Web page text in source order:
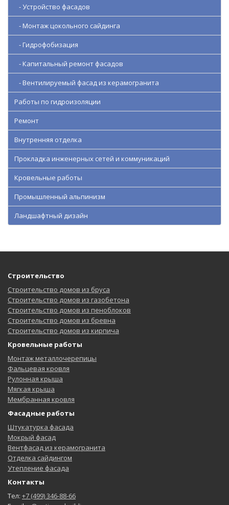
- Устройство фасадов
- Монтаж цокольного сайдинга
- Гидрофобизация
- Капитальный ремонт фасадов
- Вентилируемый фасад из керамогранита
Работы по гидроизоляции
Ремонт
Внутренняя отделка
Прокладка инженерных сетей и коммуникаций
Кровельные работы
Промышленный альпинизм
Ландшафтный дизайн
Строительство
Строительство домов из бруса
Строительство домов из газобетона
Строительство домов из пеноблоков
Строительство домов из бревна
Строительство домов из кирпича
Кровельные работы
Монтаж металлочерепицы
Фальцевая кровля
Рулонная крыша
Мягкая крыша
Мембранная кровля
Фасадные работы
Штукатурка фасада
Мокрый фасад
Вентфасад из керамогранита
Отделка сайдингом
Утепление фасада
Контакты
Тел: +7 (499) 346-88-66